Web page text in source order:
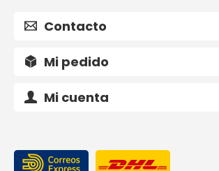
Contacto
Mi pedido
Mi cuenta